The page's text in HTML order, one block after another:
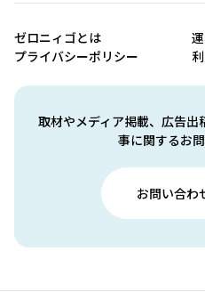
取材やメディア掲載、広告
事に関するお
お問い合わ
ゼロニィゴとは
プライバシーポリシー